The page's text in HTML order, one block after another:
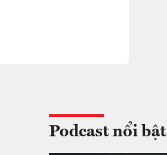
Podcast nổi bật